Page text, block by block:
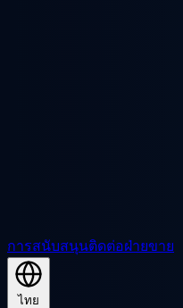
การสนับสนุนติดต่อฝ่ายขาย
ไทย